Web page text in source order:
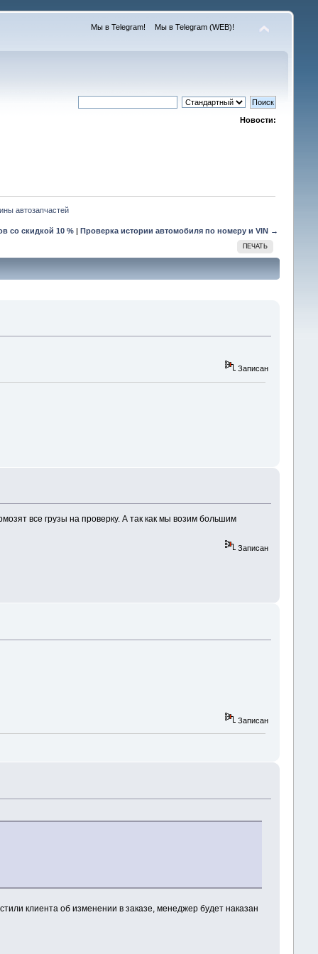
Мы в Telegram! Мы в Telegram (WEB)!
Новости:
автозапчастей
со скидкой 10 % |Проверка истории автомобиля по номеру и VIN →
ПЕЧАТЬ
Записан
все грузы на проверку. А так как мы возим большим
Записан
Записан
клиента об изменении в заказе, менеджер будет наказан